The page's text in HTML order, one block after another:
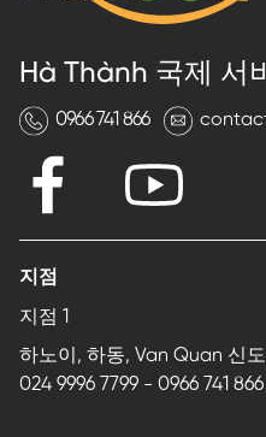
Hà Thành 국제 서
0966 741 866
지점
지점 1
하노이, 하동, Van Quan 신
024 9996 7799 - 0966 741 866